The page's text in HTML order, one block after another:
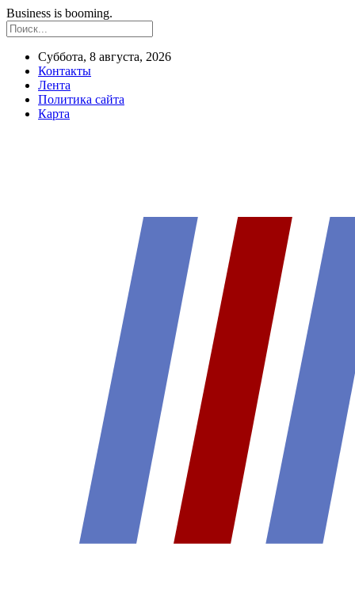
Business is booming.
Суббота, 8 августа, 2026
Контакты
Лента
Политика сайта
Карта